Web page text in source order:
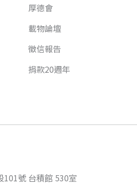
厚德會
載物論壇
徵信報告
捐款20週年
號 台積館 530室